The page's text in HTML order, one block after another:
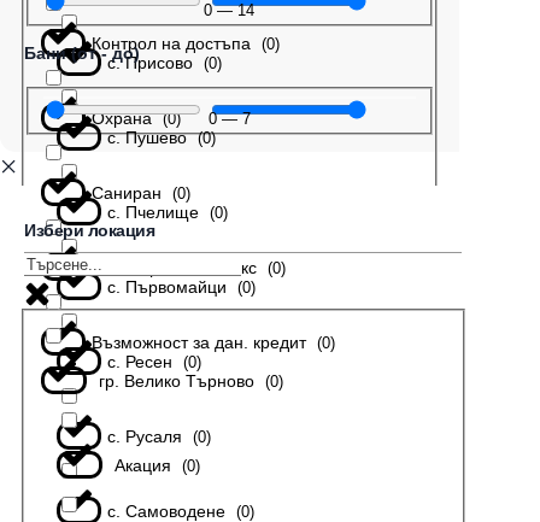
с. Присово (0)
с. Пушево (0)
с. Пчелище (0)
с. Първомайци (0)
с. Ресен (0)
с. Русаля (0)
с. Самоводене (0)
Контрол на достъпа (0)
Охрана (0)
Саниран (0)
В затворен комплекс (0)
Възможност за дан. кредит (0)
0—14
Бани (от - до)
0—7
Избери локация
гр. Велико Търново (0)
Акация (0)